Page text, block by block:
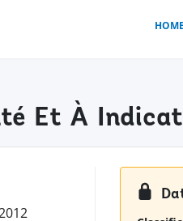
HOME
Et À